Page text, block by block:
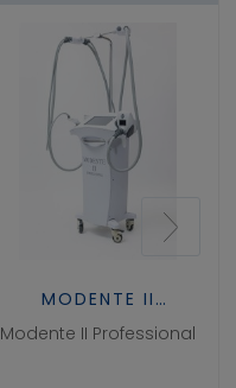
MODENTE II
PROFESSIONAL
Modente II Professional